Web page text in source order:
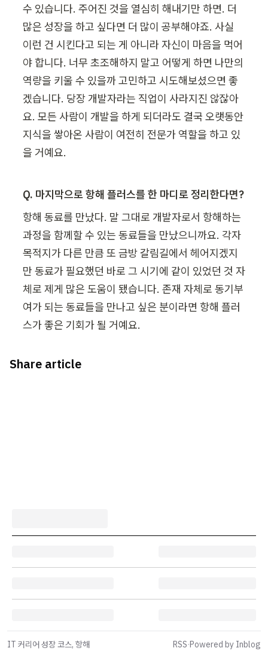
수 있습니다. 주어진 것을 열심히 해내기만 하면. 더
많은 성장을 하고 싶다면 더 많이 공부해야죠. 사실
이런 건 시킨다고 되는 게 아니라 자신이 마음을 먹어
야 합니다. 너무 초조해하지 말고 어떻게 하면 나만의
역량을 키울 수 있을까 고민하고 시도해보셨으면 좋
겠습니다. 당장 개발자라는 직업이 사라지진 않잖아
요. 모든 사람이 개발을 하게 되더라도 결국 오랫동안
지식을 쌓아온 사람이 여전히 전문가 역할을 하고 있
을 거예요.
Q. 마지막으로 항해 플러스를 한 마디로 정리한다면?
항해 동료를 만났다. 말 그대로 개발자로서 항해하는
과정을 함께할 수 있는 동료들을 만났으니까요. 각자
목적지가 다른 만큼 또 금방 갈림길에서 헤어지겠지
만 동료가 필요했던 바로 그 시기에 같이 있었던 것 자
체로 제게 많은 도움이 됐습니다. 존재 자체로 동기부
여가 되는 동료들을 만나고 싶은 분이라면 항해 플러
스가 좋은 기회가 될 거예요.
Share article
IT 커리어 성장 코스, 항해 RSS·Powered by Inblog